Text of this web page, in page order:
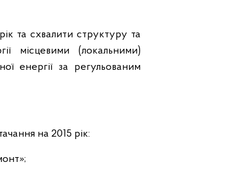
та схвалити структуру та
місцевими (локальними)
енергії за регульованим
на 2015 рік: